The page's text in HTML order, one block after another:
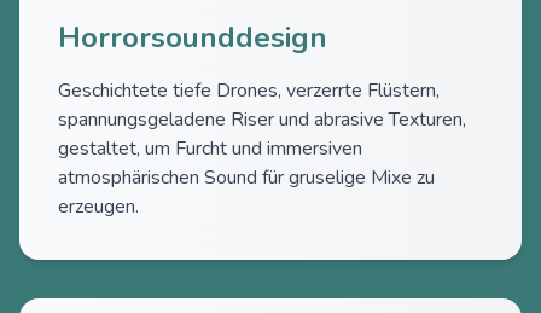
Horrorsounddesign
Geschichtete tiefe Drones, verzerrte Flüstern,
spannungsgeladene Riser und abrasive Texturen,
gestaltet, um Furcht und immersiven
atmosphärischen Sound für gruselige Mixe zu
erzeugen.